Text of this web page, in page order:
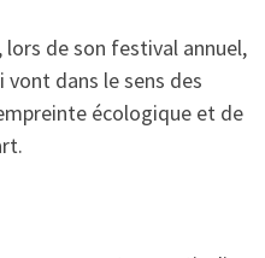
lors de son festival annuel,
dans le sens des
écologique et de